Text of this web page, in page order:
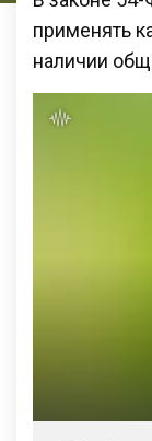
применять
наличии